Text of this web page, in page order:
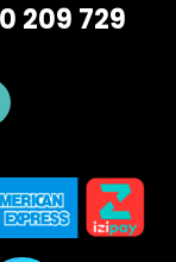
209 729